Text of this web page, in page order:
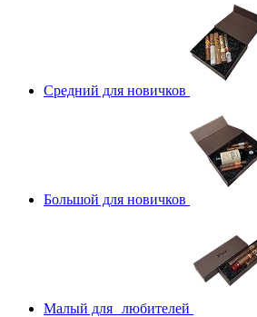
Средний для новичков
Большой для новичков
Малый для любителей